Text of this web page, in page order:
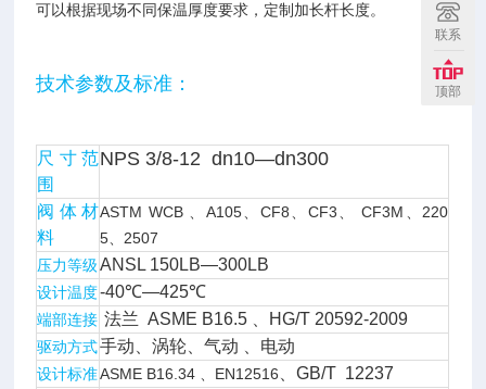
可以根据现场不同保温厚度要求，定制加长杆长度。
技术参数及标准：
尺寸范
围
NPS 3/8-12 dn10—dn300
阀体材
料
ASTM WCB 、A105、CF8、CF3、 CF3M、220
5、2507
压力等级 ANSL 150LB—300LB
设计温度-40℃—425℃
端部连接 法兰 ASME B16.5 、HG/T 20592-2009
驱动方式手动、涡轮、气动 、电动
设计标准ASME B16.34 、EN12516 、GB/T 12237
联系
顶部